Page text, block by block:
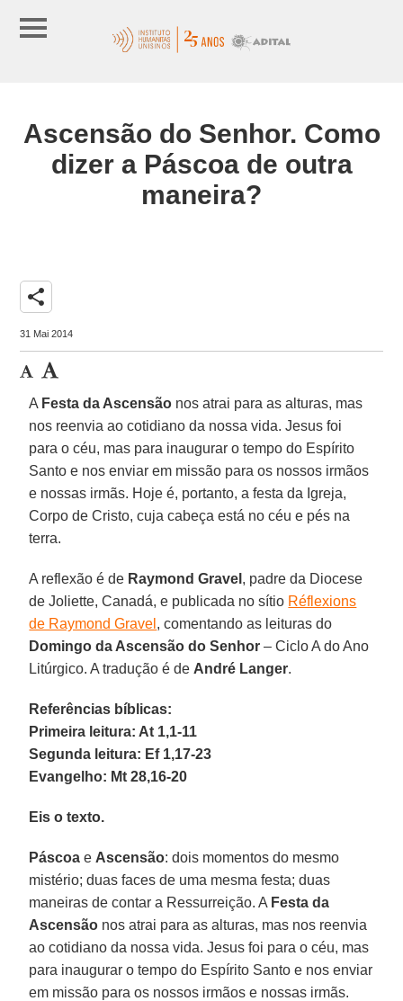
Ascensão do Senhor. Como
dizer a Páscoa de outra
maneira?
share
31 Mai 2014
A Festa da Ascensão nos atrai para as alturas, mas
nos reenvia ao cotidiano da nossa vida. Jesus foi
para o céu, mas para inaugurar o tempo do Espírito
Santo e nos enviar em missão para os nossos irmãos
e nossas irmãs. Hoje é, portanto, a festa da Igreja,
Corpo de Cristo, cuja cabeça está no céu e pés na
terra.
A reflexão é de Raymond Gravel , padre da Diocese
de Joliette, Canadá, e publicada no sítio Réflexions
de Raymond Gravel , comentando as leituras do
Domingo da Ascensão do Senhor – Ciclo A do Ano
Litúrgico. A tradução é de André Langer.
Referências bíblicas:
Primeira leitura: At 1,1-11
Segunda leitura: Ef 1,17-23
Evangelho: Mt 28,16-20
Eis o texto.
Páscoa e Ascensão: dois momentos do mesmo
mistério; duas faces de uma mesma festa; duas
maneiras de contar a Ressurreição. A Festa da
Ascensão nos atrai para as alturas, mas nos reenvia
ao cotidiano da nossa vida. Jesus foi para o céu, mas
para inaugurar o tempo do Espírito Santo e nos enviar
em missão para os nossos irmãos e nossas irmãs.